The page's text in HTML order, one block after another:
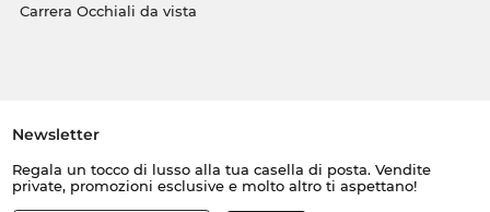
Carrera Occhiali da vista
Newsletter
Regala un tocco di lusso alla tua casella di posta. Vendite
private, promozioni esclusive e molto altro ti aspettano!